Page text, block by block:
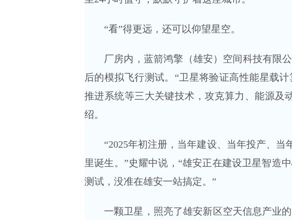
“看”得更远，还可以仰望星空。
厂房内，蓝箭鸿擎（雄安）空间科技有限
后的模拟飞行测试。“卫星将验证高性能星载
推进系统等三大关键技术，攻克算力、能源及
绍。
“2025年初注册，当年建设、当年投产、
里诞生。”史耀中说，“雄安正在建设卫星智造
测试，没准在雄安一站搞定。”
一颗卫星，照亮了雄安新区空天信息产业